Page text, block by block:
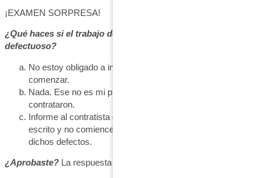
¡EXAMEN SORPRESA!
¿Qué haces si el trabajo del subcontratista anterior a ti es
defectuoso?
No estoy obligado a inspeccionar el proyecto antes de
comenzar.
Nada. Ese no es mi problema y no es para lo que me
contrataron.
Informe al contratista general sobre cualquier defecto por
escrito y no comience a trabajar hasta que se corrijan
dichos defectos.
¿Aprobaste? La respuesta correcta es c.